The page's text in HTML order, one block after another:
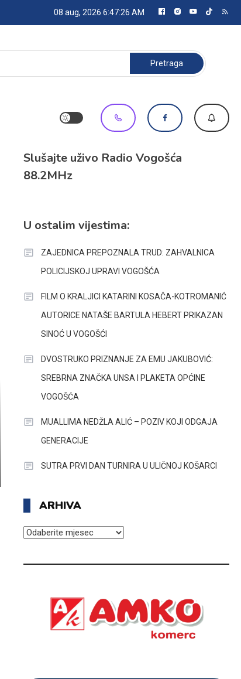
08 aug, 2026 6:47:26 AM
Pretraga:
Slušajte uživo Radio Vogošća
88.2MHz
U ostalim vijestima:
ZAJEDNICA PREPOZNALA TRUD: ZAHVALNICA
POLICIJSKOJ UPRAVI VOGOŠĆA
FILM O KRALJICI KATARINI KOSAČA-KOTROMANIĆ
AUTORICE NATAŠE BARTULA HEBERT PRIKAZAN
SINOĆ U VOGOŠĆI
DVOSTRUKO PRIZNANJE ZA EMU JAKUBOVIĆ:
SREBRNA ZNAČKA UNSA I PLAKETA OPĆINE
VOGOŠĆA
MUALLIMA NEDŽLA ALIĆ – POZIV KOJI ODGAJA
GENERACIJE
SUTRA PRVI DAN TURNIRA U ULIČNOJ KOŠARCI
ARHIVA
ARHIVA